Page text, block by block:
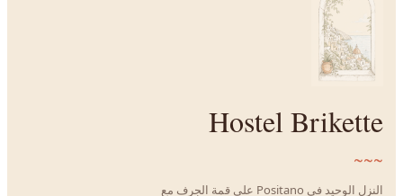
Hostel Brikette
~~~
النزل الوحيد في Positano على قمة الجرف مع